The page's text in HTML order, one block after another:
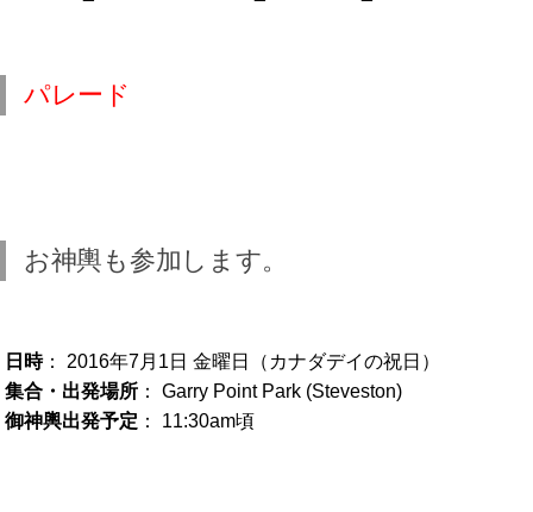
パレード
お神輿も参加します。
日時： 2016年7月1日 金曜日（カナダデイの祝日）
集合・出発場所 ： Garry Point Park (Steveston)
御神輿出発予定 ： 11:30am頃